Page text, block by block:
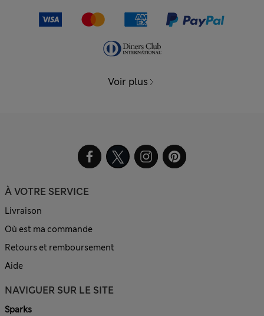
Voir plus
À VOTRE SERVICE
Livraison
Où est ma commande
Retours et remboursement
Aide
NAVIGUER SUR LE SITE
Sparks